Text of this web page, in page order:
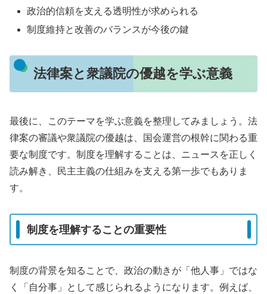
政治的信頼を支える透明性が求められる
制度維持と改善のバランスが今後の鍵
法律案と衆議院の優越を学ぶ意義
最後に、このテーマを学ぶ意義を整理してみましょう。法
律案の審議や衆議院の優越は、国会運営の根幹に関わる重
要な制度です。制度を理解することは、ニュースを正しく
読み解き、民主主義の仕組みを支える第一歩でもありま
す。
制度を理解することの重要性
制度の背景を知ることで、政治の動きが「他人事」ではな
く「自分事」として感じられるようになります。例えば、